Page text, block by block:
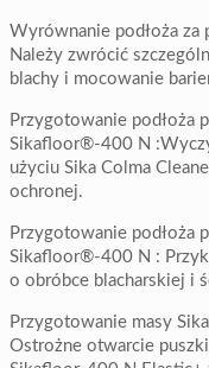
Wyrównanie podłoża
Należy zwrócić
blachy i mocowanie
Przygotowanie podłoża
Sikafloor®-400 N
użyciu Sika Colma
ochronej.
Przygotowanie podłoża
Sikafloor®-400 N :
o obróbce blacharskiej i
Przygotowanie masy
Ostrożne otwarcie